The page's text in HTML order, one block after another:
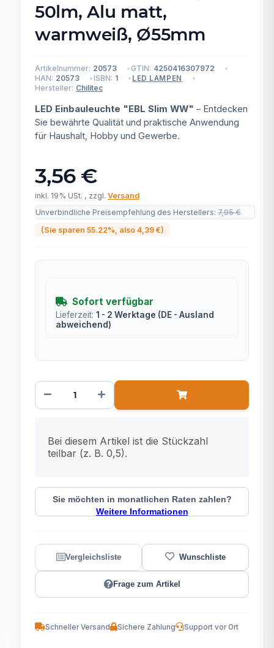
50lm, Alu matt,
warmweiß, Ø55mm
Artikelnummer: 20573 GTIN: 4250416307972
HAN: 20573 ISBN: 1 LED LAMPEN
Hersteller: Chilitec
LED Einbauleuchte "EBL Slim WW" – Entdecken
Sie bewährte Qualität und praktische Anwendung
für Haushalt, Hobby und Gewerbe.
3,56 €
inkl. 19% USt. , zzgl. Versand
Unverbindliche Preisempfehlung des Herstellers: 7,95 €
(Sie sparen 55.22% , also 4,39 €)
Sofort verfügbar
Lieferzeit: 1 - 2 Werktage (DE - Ausland
abweichend)
Bei diesem Artikel ist die Stückzahl
teilbar (z. B. 0,5).
Sie möchten in monatlichen Raten zahlen?
Weitere Informationen
Frage zum Artikel
Schneller Versand Sichere Zahlung Support vor Ort